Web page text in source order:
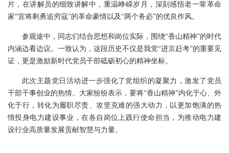
片，在讲解员的细致讲解中，重温峥嵘岁月，深刻感悟老一辈革命
家“宜将剩勇追穷寇”的革命豪情以及“两个务必”的优良作风。
参观途中，同志们结合思想和岗位实际，围绕“香山精神”的时代
内涵边看边议。一致认为，这段历史不仅是我党“进京赶考”的重要见
证，更是激励新时代党员干部砥砺初心的精神坐标。
此次主题党日活动进一步强化了党组织的凝聚力，激发了党员
干部干事创业的热情。大家纷纷表示，要将“香山精神”内化于心、外
化于行，转化为履职尽责、攻坚克难的强大动力，以更加饱满的热
情投身电力建设事业，在各自岗位上践行使命担当，为推动电力建
设行业高质量发展贡献智慧与力量。